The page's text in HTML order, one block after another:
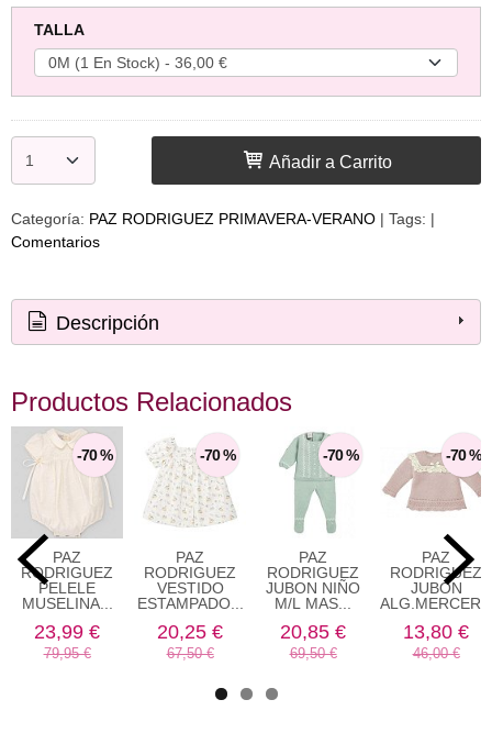
TALLA
Añadir a Carrito
Categoría: PAZ RODRIGUEZ PRIMAVERA-VERANO | Tags: |
Comentarios
Descripción
Productos Relacionados
-70 %
PAZ
RODRIGUEZ
PELELE
MUSELINA...
23,99 €
79,95 €
-70 %
PAZ
RODRIGUEZ
VESTIDO
ESTAMPADO...
20,25 €
67,50 €
-70 %
PAZ
RODRIGUEZ
JUBON NIÑO
M/L MAS...
20,85 €
69,50 €
-70 %
PAZ
RODRIGUEZ
JUBON
13,80 €
46,00 €